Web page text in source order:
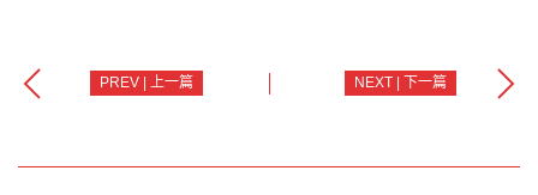
PREV | 上一篇 NEXT | 下一篇